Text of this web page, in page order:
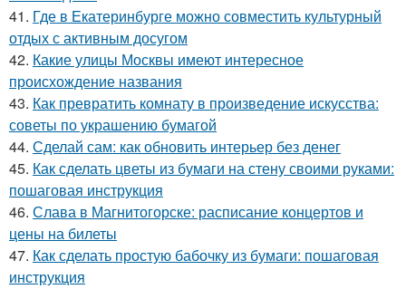
41. Где в Екатеринбурге можно совместить культурный
отдых с активным досугом
42. Какие улицы Москвы имеют интересное
происхождение названия
43. Как превратить комнату в произведение искусства:
советы по украшению бумагой
44. Сделай сам: как обновить интерьер без денег
45. Как сделать цветы из бумаги на стену своими руками:
пошаговая инструкция
46. Слава в Магнитогорске: расписание концертов и
цены на билеты
47. Как сделать простую бабочку из бумаги: пошаговая
инструкция